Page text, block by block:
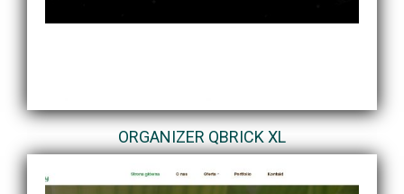
ORGANIZER QBRICK XL